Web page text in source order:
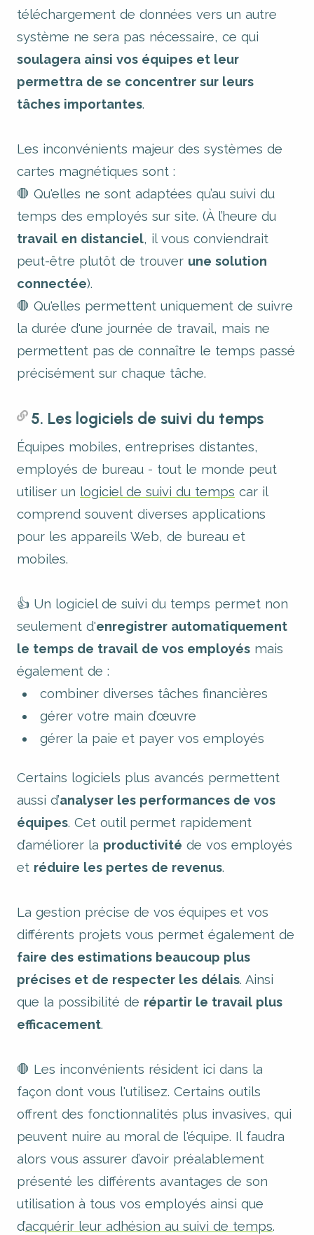
téléchargement de données vers un autre
système ne sera pas nécessaire, ce qui
soulagera ainsi vos équipes et leur
permettra de se concentrer sur leurs
tâches importantes.
Les inconvénients majeur des systèmes de
cartes magnétiques sont :
🛑 Qu'elles ne sont adaptées qu’au suivi du
temps des employés sur site. (À l’heure du
travail en distanciel, il vous conviendrait
peut-être plutôt de trouver une solution
connectée).
🛑 Qu'elles permettent uniquement de suivre
la durée d'une journée de travail, mais ne
permettent pas de connaître le temps passé
précisément sur chaque tâche.
5. Les logiciels de suivi du temps
Équipes mobiles, entreprises distantes,
employés de bureau - tout le monde peut
utiliser un logiciel de suivi du temps car il
comprend souvent diverses applications
pour les appareils Web, de bureau et
mobiles.
👍 Un logiciel de suivi du temps permet non
seulement d'enregistrer automatiquement
le temps de travail de vos employés mais
également de :
combiner diverses tâches financières
gérer votre main d’œuvre
gérer la paie et payer vos employés
Certains logiciels plus avancés permettent
aussi d’analyser les performances de vos
équipes. Cet outil permet rapidement
d’améliorer la productivité de vos employés
et réduire les pertes de revenus.
La gestion précise de vos équipes et vos
différents projets vous permet également de
faire des estimations beaucoup plus
précises et de respecter les délais. Ainsi
que la possibilité de répartir le travail plus
efficacement.
🛑 Les inconvénients résident ici dans la
façon dont vous l'utilisez. Certains outils
offrent des fonctionnalités plus invasives, qui
peuvent nuire au moral de l'équipe. Il faudra
alors vous assurer d’avoir préalablement
présenté les différents avantages de son
utilisation à tous vos employés ainsi que
d’acquérir leur adhésion au suivi de temps.